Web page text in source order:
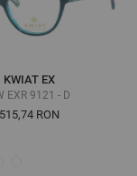
KWIAT EX
EXR 9121 - D
515,74 RON